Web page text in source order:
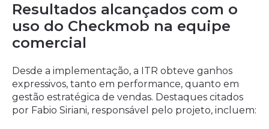
Resultados alcançados com o
uso do Checkmob na equipe
comercial
Desde a implementação, a ITR obteve ganhos
expressivos, tanto em performance, quanto em
gestão estratégica de vendas. Destaques citados
por Fabio Siriani, responsável pelo projeto, incluem: